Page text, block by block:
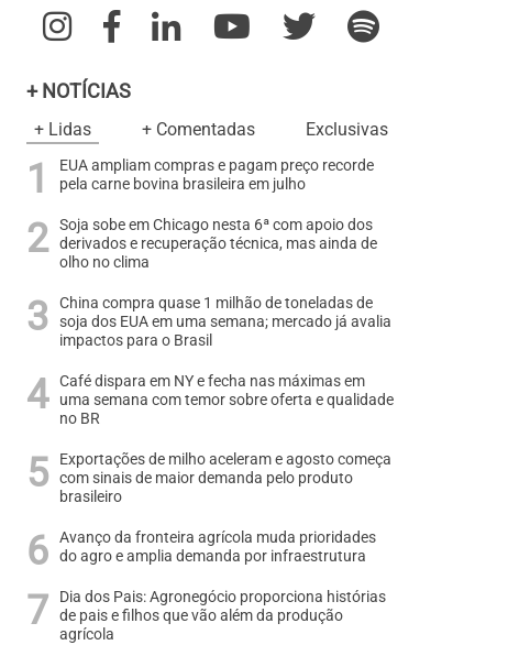
+ NOTÍCIAS
+ Lidas + Comentadas Exclusivas
EUA ampliam compras e pagam preço recorde
pela carne bovina brasileira em julho
Soja sobe em Chicago nesta 6ª com apoio dos
derivados e recuperação técnica, mas ainda de
olho no clima
China compra quase 1 milhão de toneladas de
soja dos EUA em uma semana; mercado já avalia
impactos para o Brasil
Café dispara em NY e fecha nas máximas em
uma semana com temor sobre oferta e qualidade
no BR
Exportações de milho aceleram e agosto começa
com sinais de maior demanda pelo produto
brasileiro
Avanço da fronteira agrícola muda prioridades
do agro e amplia demanda por infraestrutura
Dia dos Pais: Agronegócio proporciona histórias
de pais e filhos que vão além da produção
agrícola